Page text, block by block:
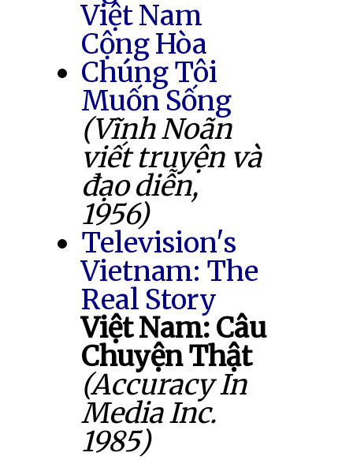
Việt Nam
Cộng Hòa
Chúng Tôi
Muốn Sống
(Vĩnh Noãn
viết truyện và
đạo diễn,
1956)
Television's
Vietnam: The
Real Story
Việt Nam: Câu
Chuyện Thật
(Accuracy In
Media Inc.
1985)